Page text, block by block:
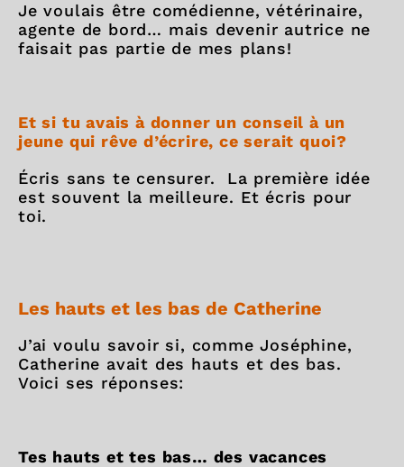
Je voulais être comédienne, vétérinaire,
agente de bord… mais devenir autrice ne
faisait pas partie de mes plans!
Et si tu avais à donner un conseil à un
jeune qui rêve d’écrire, ce serait quoi?
Écris sans te censurer. La première idée
est souvent la meilleure. Et écris pour
toi.
Les hauts et les bas de Catherine
J’ai voulu savoir si, comme Joséphine,
Catherine avait des hauts et des bas.
Voici ses réponses:
Tes hauts et tes bas… des vacances